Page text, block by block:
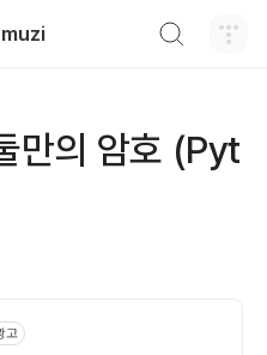
만의 암호 (Pyt
고